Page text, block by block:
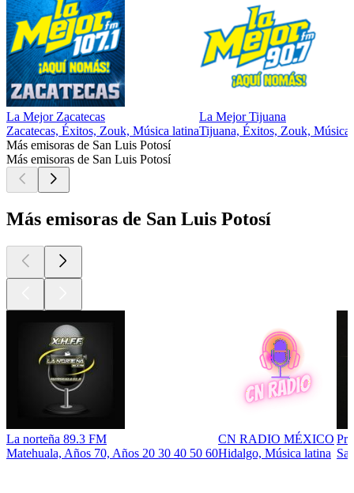
La Mejor Zacatecas
Zacatecas, Éxitos, Zouk, Música latina
La Mejor Tijuana
Tijuana, Éxitos, Zouk, Música
Más emisoras de San Luis Potosí
Más emisoras de San Luis Potosí
Más emisoras de San Luis Potosí
La norteña 89.3 FM
Matehuala, Años 70, Años 20 30 40 50 60
CN RADIO MÉXICO
Hidalgo, Música latina